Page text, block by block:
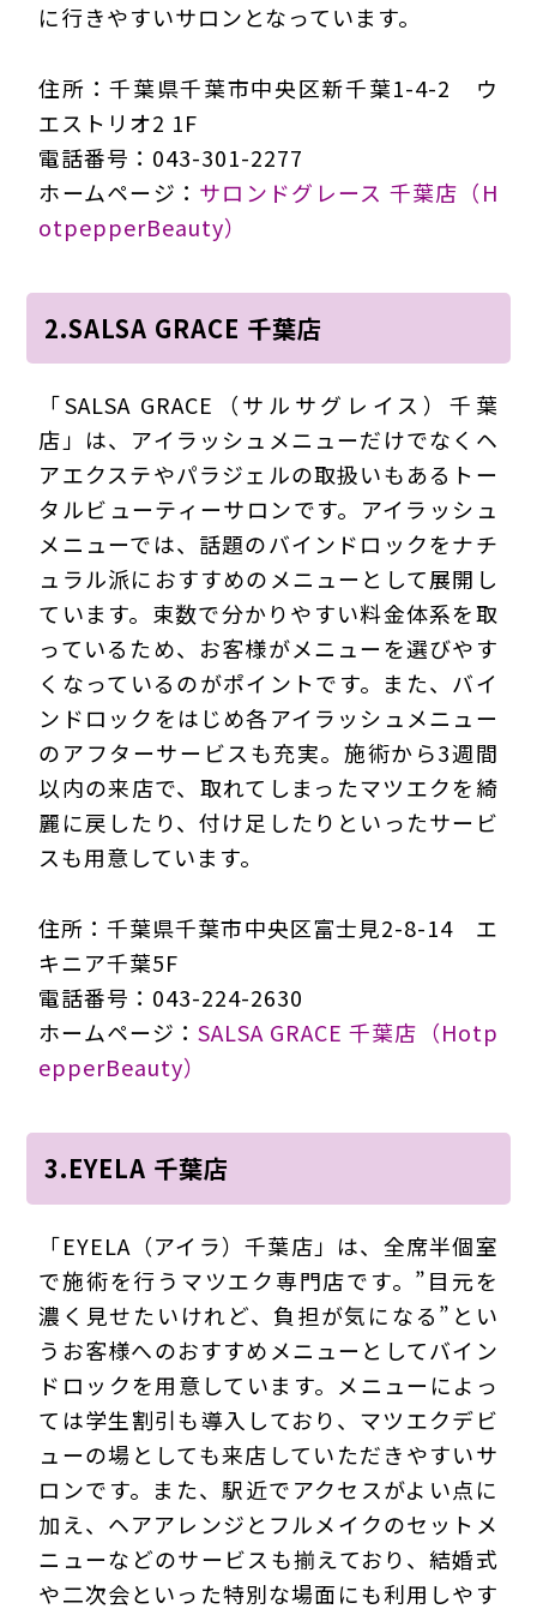
に行きやすいサロンとなっています。
住所：千葉県千葉市中央区新千葉1-4-2 ウ
エストリオ2 1F
電話番号：043-301-2277
ホームページ： サロンドグレース 千葉店（H
otpepperBeauty）
2.SALSA GRACE 千葉店
「SALSA GRACE（サルサグレイス）千葉
店」は、アイラッシュメニューだけでなくヘ
アエクステやパラジェルの取扱いもあるトー
タルビューティーサロンです。アイラッシュ
メニューでは、話題のバインドロックをナチ
ュラル派におすすめのメニューとして展開し
ています。束数で分かりやすい料金体系を取
っているため、お客様がメニューを選びやす
くなっているのがポイントです。また、バイ
ンドロックをはじめ各アイラッシュメニュー
のアフターサービスも充実。施術から3週間
以内の来店で、取れてしまったマツエクを綺
麗に戻したり、付け足したりといったサービ
スも用意しています。
住所：千葉県千葉市中央区富士見2-8-14 エ
キニア千葉5F
電話番号：043-224-2630
ホームページ：SALSA GRACE 千葉店（Hotp
epperBeauty）
3.EYELA 千葉店
「EYELA（アイラ）千葉店」は、全席半個室
で施術を行うマツエク専門店です。”目元を
濃く見せたいけれど、負担が気になる”とい
うお客様へのおすすめメニューとしてバイン
ドロックを用意しています。メニューによっ
ては学生割引も導入しており、マツエクデビ
ューの場としても来店していただきやすいサ
ロンです。また、駅近でアクセスがよい点に
加え、ヘアアレンジとフルメイクのセットメ
ニューなどのサービスも揃えており、結婚式
や二次会といった特別な場面にも利用しやす